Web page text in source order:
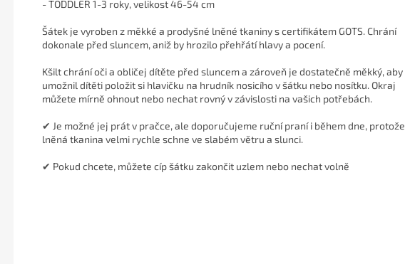
- TODDLER 1-3 roky, velikost 46-54 cm
Šátek je vyroben z měkké a prodyšné lněné tkaniny s certifikátem GOTS. Chrání
dokonale před sluncem, aniž by hrozilo přehřátí hlavy a pocení.
Kšilt chrání oči a obličej dítěte před sluncem a zároveň je dostatečně měkký, aby
umožnil dítěti položit si hlavičku na hrudník nosicího v šátku nebo nosítku. Okraj
můžete mírně ohnout nebo nechat rovný v závislosti na vašich potřebách.
✔ Je možné jej prát v pračce, ale doporučujeme ruční praní i během dne, protože
lněná tkanina velmi rychle schne ve slabém větru a slunci.
✔ Pokud chcete, můžete cíp šátku zakončit uzlem nebo nechat volně